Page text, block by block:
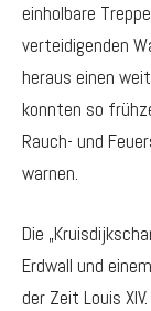
einholbare
verteidigenden
heraus einen
konnten so
Rauch- und
warnen.
Die
Erdwall und
der Zeit Louis